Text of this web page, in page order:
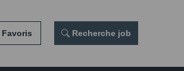
Favoris Recherche job